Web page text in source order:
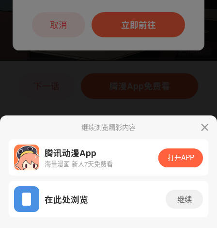
App免费看
腾漫App免费看
继续浏览精彩内容
腾讯动漫App
海量漫画 新人7天免费看
打开APP
在此处浏览 继续
本章节仅支持App阅读，可打开App新用
户7天免费看立即前往
取消